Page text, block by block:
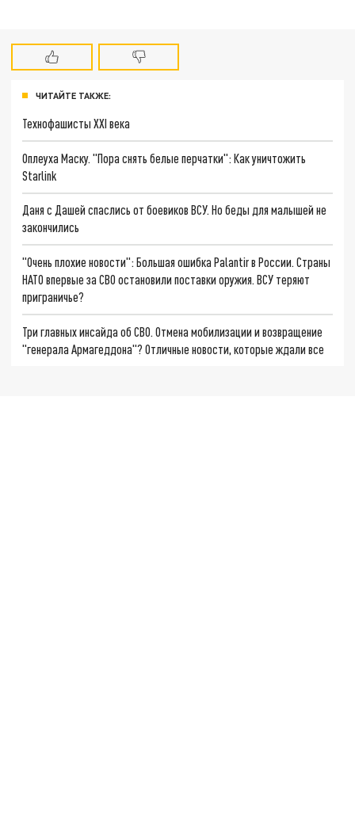
ЧИТАЙТЕ ТАКЖЕ:
Технофашисты XXI века
Оплеуха Маску. "Пора снять белые перчатки": Как уничтожить
Starlink
Даня с Дашей спаслись от боевиков ВСУ. Но беды для малышей не
закончились
"Очень плохие новости": Большая ошибка Palantir в России. Страны
НАТО впервые за СВО остановили поставки оружия. ВСУ теряют
приграничье?
Три главных инсайда об СВО. Отмена мобилизации и возвращение
"генерала Армагеддона"? Отличные новости, которые ждали все